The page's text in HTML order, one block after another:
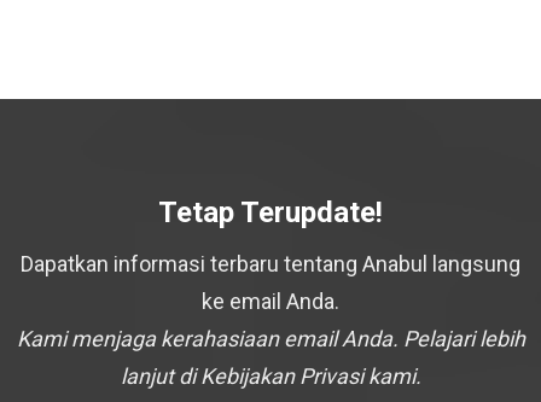
Tetap Terupdate!
Dapatkan informasi terbaru tentang Anabul langsung
ke email Anda.
Kami menjaga kerahasiaan email Anda. Pelajari lebih
lanjut di Kebijakan Privasi kami.